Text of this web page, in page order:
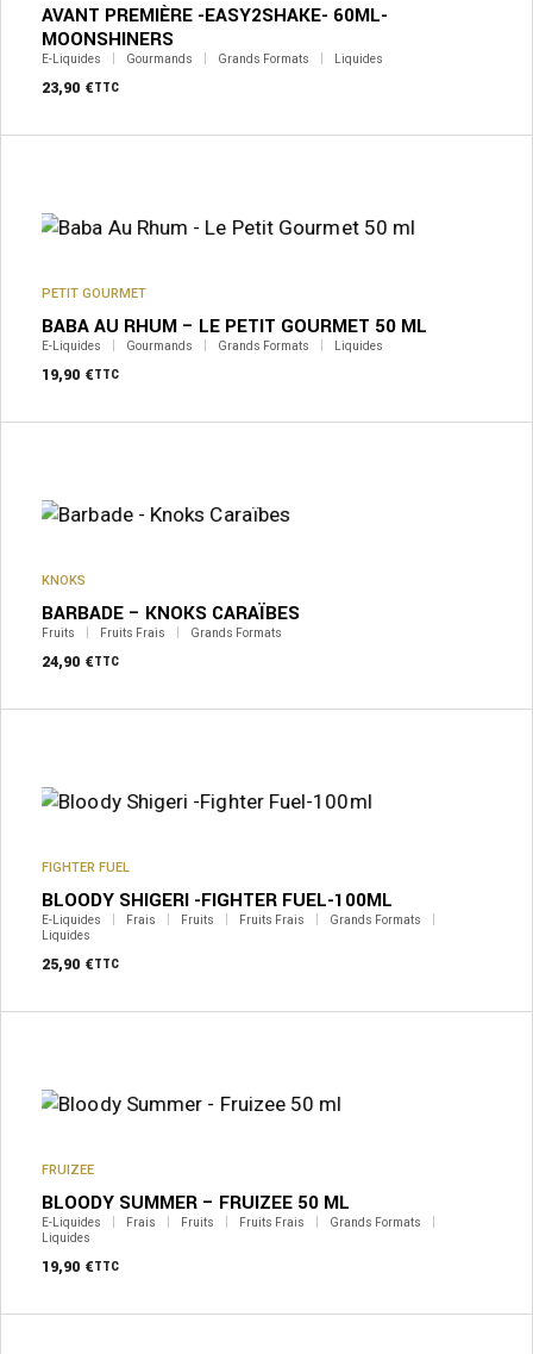
AVANT PREMIÈRE -EASY2SHAKE- 60ML-
MOONSHINERS
E-Liquides Gourmands Grands Formats Liquides
23,90 €TTC
PETIT GOURMET
BABA AU RHUM – LE PETIT GOURMET 50 ML
E-Liquides Gourmands Grands Formats Liquides
19,90 €TTC
KNOKS
BARBADE – KNOKS CARAÏBES
Fruits Fruits Frais Grands Formats
24,90 €TTC
FIGHTER FUEL
BLOODY SHIGERI -FIGHTER FUEL-100ML
E-Liquides Frais Fruits Fruits Frais
Grands Formats
Liquides
25,90 €TTC
FRUIZEE
BLOODY SUMMER – FRUIZEE 50 ML
E-Liquides Frais Fruits Fruits Frais
Grands Formats
Liquides
19,90 €TTC